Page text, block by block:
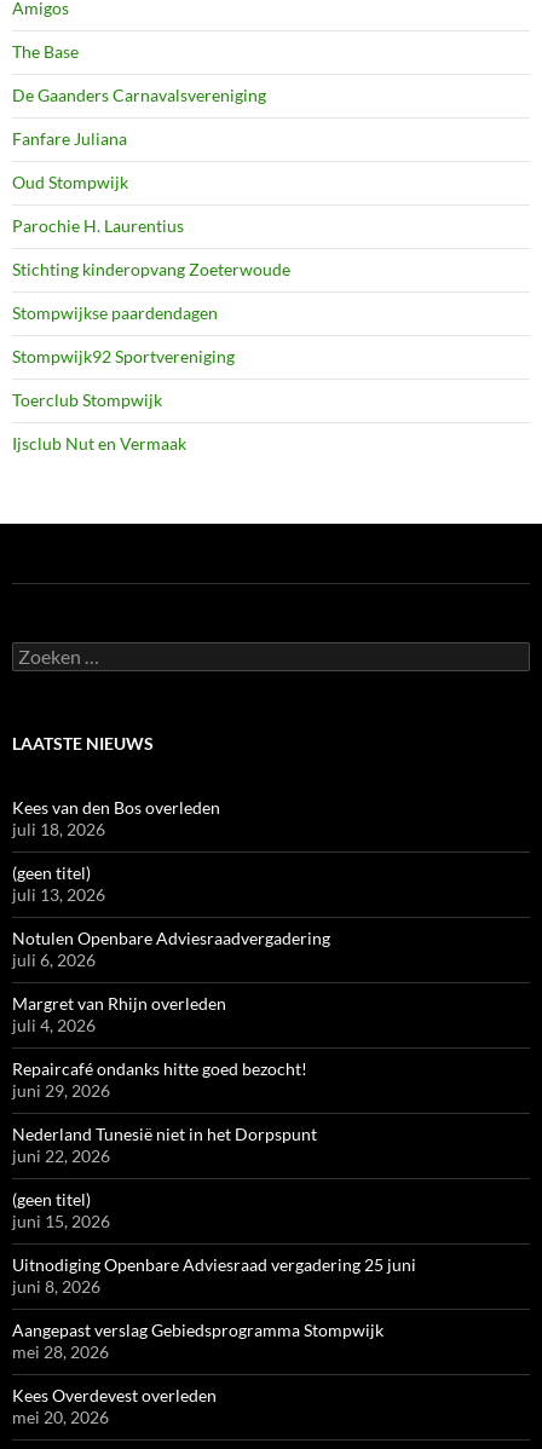
Amigos
The Base
De Gaanders Carnavalsvereniging
Fanfare Juliana
Oud Stompwijk
Parochie H. Laurentius
Stichting kinderopvang Zoeterwoude
Stompwijkse paardendagen
Stompwijk92 Sportvereniging
Toerclub Stompwijk
Ijsclub Nut en Vermaak
Zoeken
naar:
LAATSTE NIEUWS
Kees van den Bos overleden
juli 18, 2026
(geen titel)
juli 13, 2026
Notulen Openbare Adviesraadvergadering
juli 6, 2026
Margret van Rhijn overleden
juli 4, 2026
Repaircafé ondanks hitte goed bezocht!
juni 29, 2026
Nederland Tunesië niet in het Dorpspunt
juni 22, 2026
(geen titel)
juni 15, 2026
Uitnodiging Openbare Adviesraad vergadering 25 juni
juni 8, 2026
Aangepast verslag Gebiedsprogramma Stompwijk
mei 28, 2026
Kees Overdevest overleden
mei 20, 2026